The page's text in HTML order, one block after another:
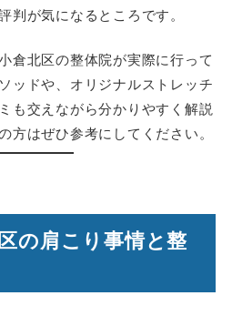
判が気になるところです。
倉北区の整体院が実際に行って
ッドや、オリジナルストレッチ
も交えながら分かりやすく解説
方はぜひ参考にしてください。
の肩こり事情と整